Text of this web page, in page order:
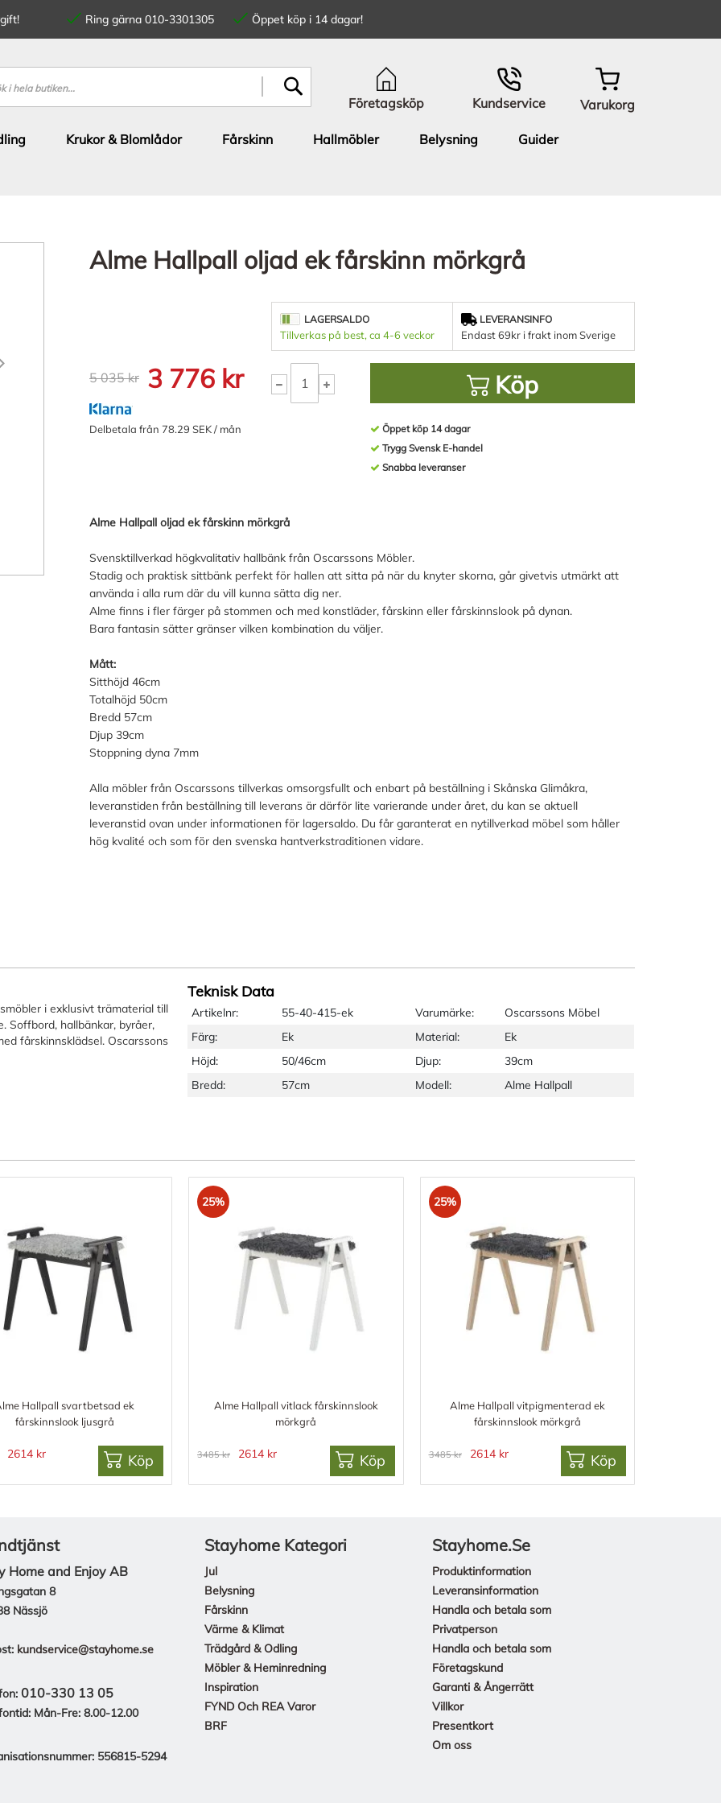
Ring gärna 010-3301305
Öppet köp i 14 dagar!
Företagsköp Kundservice Varukorg
Krukor & Blomlådor Fårskinn Hallmöbler Belysning
Guider
Alme Hallpall oljad ek fårskinn mörkgrå
5 035 kr 3 776 kr
Delbetala från 78.29 SEK / mån
LAGERSALDO
Tillverkas på best, ca 4-6 veckor
LEVERANSINFO
Endast 69kr i frakt inom Sverige
Köp
Öppet köp 14 dagar
Trygg Svensk E-handel
Snabba leveranser
Alme Hallpall oljad ek fårskinn mörkgrå
Svensktillverkad högkvalitativ hallbänk från Oscarssons Möbler.
Stadig och praktisk sittbänk perfekt för hallen att sitta på när du knyter skorna, går givetvis utmärkt att
använda i alla rum där du vill kunna sätta dig ner.
Alme finns i fler färger på stommen och med konstläder, fårskinn eller fårskinnslook på dynan.
Bara fantasin sätter gränser vilken kombination du väljer.
Mått:
Sitthöjd 46cm
Totalhöjd 50cm
Bredd 57cm
Djup 39cm
Stoppning dyna 7mm
Alla möbler från Oscarssons tillverkas omsorgsfullt och enbart på beställning i Skånska Glimåkra,
leveranstiden från beställning till leverans är därför lite varierande under året, du kan se aktuell
leveranstid ovan under informationen för lagersaldo. Du får garanterat en nytillverkad möbel som håller
hög kvalité och som för den svenska hantverkstraditionen vidare.
i exklusivt trämaterial till
Soffbord, hallbänkar, byråer,
fårskinnsklädsel. Oscarssons
Teknisk Data
Artikelnr: 55-40-415-ek Varumärke:
Oscarssons Möbel
Färg:
Ek Material:
Ek
Höjd:
50/46cm Djup:
39cm
Bredd:
57cm Modell: Alme Hallpall
Hallpall svartbetsad ek
fårskinnslook ljusgrå
2614 kr Köp
25%
Alme Hallpall vitlack fårskinnslook
mörkgrå
3485 kr 2614 kr Köp
25%
Alme Hallpall vitpigmenterad ek
fårskinnslook mörkgrå
3485 kr 2614 kr Köp
Home and Enjoy AB
8
Nässjö
kundservice@stayhome.se
010-330 13 05
Mån-Fre: 8.00-12.00
556815-5294
Stayhome Kategori
Jul
Belysning
Fårskinn
Värme & Klimat
Trädgård & Odling
Möbler & Heminredning
Inspiration
FYND Och REA Varor
BRF
Stayhome.se
Produktinformation
Leveransinformation
Handla och betala som
Privatperson
Handla och betala som
Företagskund
Garanti & Ångerrätt
Villkor
Presentkort
Om oss